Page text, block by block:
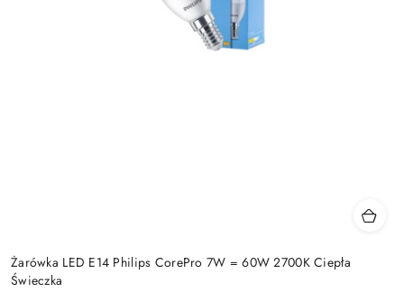
Żarówka LED E14 Philips CorePro 7W = 60W 2700K Ciepła
Świeczka